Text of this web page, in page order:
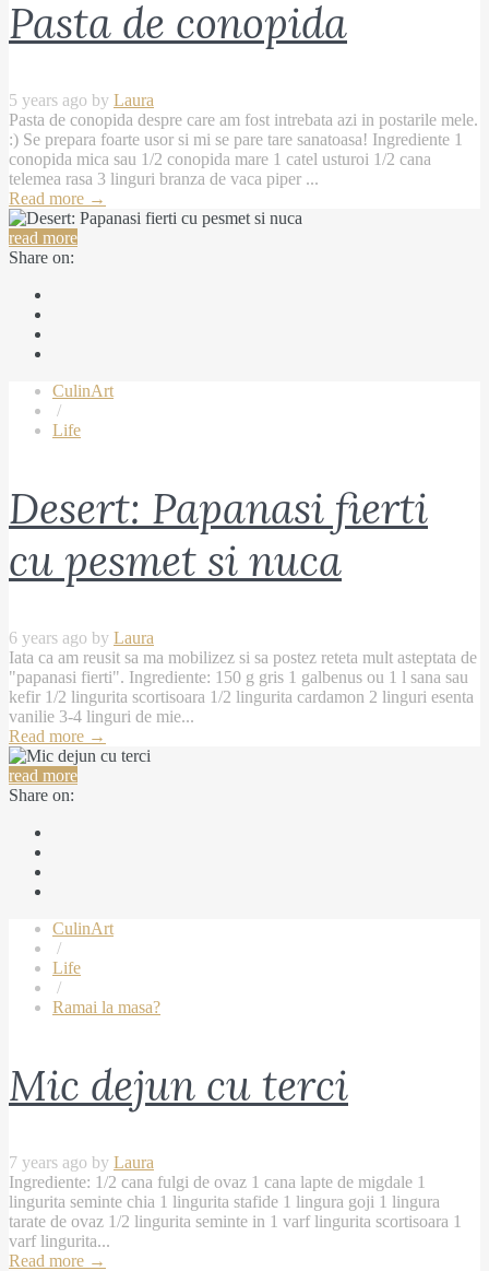
Pasta de conopida
5 years ago by Laura
Pasta de conopida despre care am fost intrebata azi in postarile mele.
:) Se prepara foarte usor si mi se pare tare sanatoasa! Ingrediente 1
conopida mica sau 1/2 conopida mare 1 catel usturoi 1/2 cana
telemea rasa 3 linguri branza de vaca piper ...
Read more →
read more
Share on:
CulinArt
/
Life
Desert: Papanasi fierti
cu pesmet si nuca
6 years ago by Laura
Iata ca am reusit sa ma mobilizez si sa postez reteta mult asteptata de
"papanasi fierti". Ingrediente: 150 g gris 1 galbenus ou 1 l sana sau
kefir 1/2 lingurita scortisoara 1/2 lingurita cardamon 2 linguri esenta
vanilie 3-4 linguri de mie...
Read more →
read more
Share on:
CulinArt
/
Life
/
Ramai la masa?
Mic dejun cu terci
7 years ago by Laura
Ingrediente: 1/2 cana fulgi de ovaz 1 cana lapte de migdale 1
lingurita seminte chia 1 lingurita stafide 1 lingura goji 1 lingura
tarate de ovaz 1/2 lingurita seminte in 1 varf lingurita scortisoara 1
varf lingurita...
Read more →